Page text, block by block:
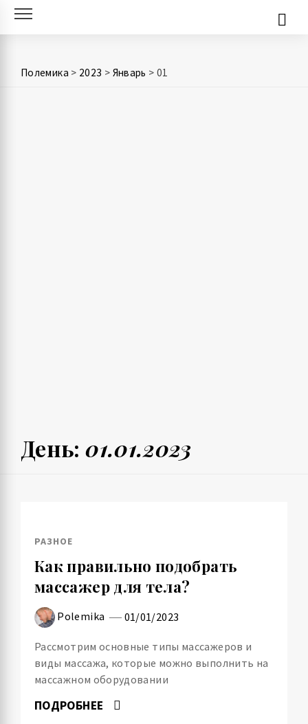
Skip
Полемика > 2023 > Январь > 01
День:01.01.2023
РАЗНОЕ
Как правильно подобрать
массажер для тела?
Polemika 01/01/2023
Рассмотрим основные типы массажеров и
виды массажа, которые можно выполнить на
массажном оборудовании
ПОДРОБНЕЕ